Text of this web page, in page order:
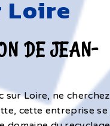
Loire
DE JEAN-
sur Loire, ne cherchez
cette entreprise se